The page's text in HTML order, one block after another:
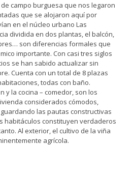
campo burguesa que nos legaron
que se alojaron aquí por
en el núcleo urbano Las
dividida en dos plantas, el balcón,
son diferencias formales que
importante. Con casi tres siglos
se han sabido actualizar sin
Cuenta con un total de 8 plazas
todas con baño.
y la cocina – comedor, son los
considerados cómodos,
las pautas constructivas
habitáculos constituyen verdaderos
Al exterior, el cultivo de la viña
agrícola.